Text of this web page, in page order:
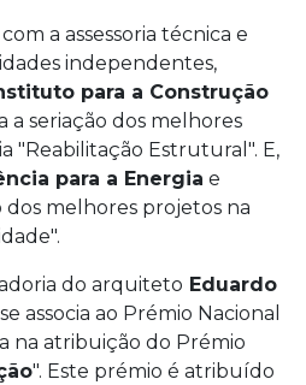
a assessoria técnica e
independentes,
para a Construção
a seriação dos melhores
"Reabilitação Estrutural". E,
para a Energia e
dos melhores projetos na
do arquiteto Eduardo
associa ao Prémio Nacional
na atribuição do Prémio
". Este prémio é atribuído